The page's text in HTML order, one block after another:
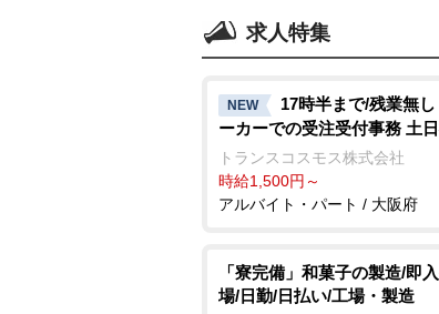
求人特集
NEW
17時半まで/残業無
ーカーでの受注受付事務 土
トランスコスモス株式会社
時給1,500円～
アルバイト・パート / 大阪府
「寮完備」和菓子の製造/即
場/日勤/日払い/工場・製造